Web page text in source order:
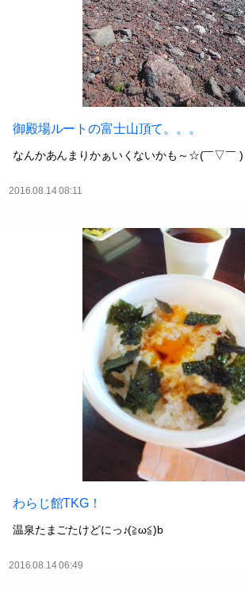
御殿場ルートの富士山頂て。。。
なんかあんまりかぁいくないかも～☆(￣▽￣ )
2016.08.14 08:11
わらじ館TKG！
温泉たまごたけどにっ♪(≧ω≦)b
2016.08.14 06:49